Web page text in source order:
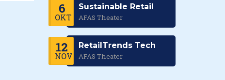
6
OKT
Sustainable Retail
AFAS Theater
12
NOV
RetailTrends Tech
AFAS Theater